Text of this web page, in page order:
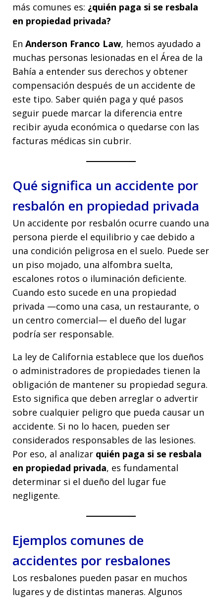
más comunes es: ¿quién paga si se resbala
en propiedad privada?
En Anderson Franco Law, hemos ayudado a
muchas personas lesionadas en el Área de la
Bahía a entender sus derechos y obtener
compensación después de un accidente de
este tipo. Saber quién paga y qué pasos
seguir puede marcar la diferencia entre
recibir ayuda económica o quedarse con las
facturas médicas sin cubrir.
Qué significa un accidente por
resbalón en propiedad privada
Un accidente por resbalón ocurre cuando una
persona pierde el equilibrio y cae debido a
una condición peligrosa en el suelo. Puede ser
un piso mojado, una alfombra suelta,
escalones rotos o iluminación deficiente.
Cuando esto sucede en una propiedad
privada —como una casa, un restaurante, o
un centro comercial— el dueño del lugar
podría ser responsable.
La ley de California establece que los dueños
o administradores de propiedades tienen la
obligación de mantener su propiedad segura.
Esto significa que deben arreglar o advertir
sobre cualquier peligro que pueda causar un
accidente. Si no lo hacen, pueden ser
considerados responsables de las lesiones.
Por eso, al analizar quién paga si se resbala
en propiedad privada, es fundamental
determinar si el dueño del lugar fue
negligente.
Ejemplos comunes de
accidentes por resbalones
Los resbalones pueden pasar en muchos
lugares y de distintas maneras. Algunos